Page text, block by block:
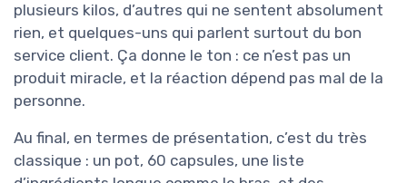
plusieurs kilos, d’autres qui ne sentent absolument
rien, et quelques-uns qui parlent surtout du bon
service client. Ça donne le ton : ce n’est pas un
produit miracle, et la réaction dépend pas mal de la
personne.
Au final, en termes de présentation, c’est du très
classique : un pot, 60 capsules, une liste